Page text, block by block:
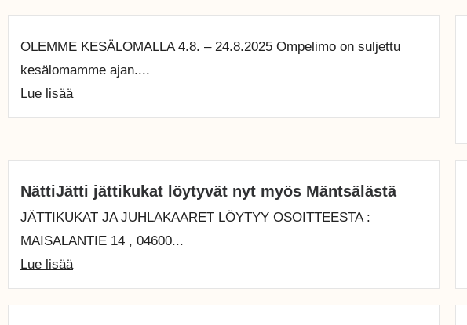
OLEMME KESÄLOMALLA 4.8. – 24.8.2025 Ompelimo on suljettu
kesälomamme ajan....
Lue lisää
NättiJätti jättikukat löytyvät nyt myös Mäntsälästä
JÄTTIKUKAT JA JUHLAKAARET LÖYTYY OSOITTEESTA :
MAISALANTIE 14 , 04600...
Lue lisää